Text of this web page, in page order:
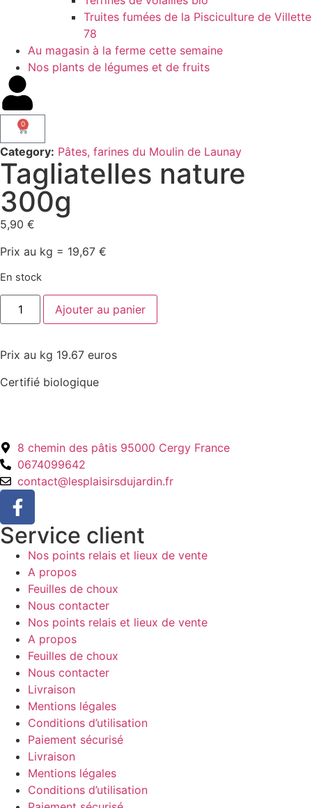
Truites fumées de la Pisciculture de Villette
78
Au magasin à la ferme cette semaine
Nos plants de légumes et de fruits
0
Category: Pâtes, farines du Moulin de Launay
Tagliatelles nature
300g
5,90 €
Prix au kg = 19,67 €
En stock
Ajouter au panier
Prix au kg 19.67 euros
Certifié biologique
8 chemin des pâtis 95000 Cergy France
0674099642
contact@lesplaisirsdujardin.fr
Service client
Nos points relais et lieux de vente
A propos
Feuilles de choux
Nous contacter
Nos points relais et lieux de vente
A propos
Feuilles de choux
Nous contacter
Livraison
Mentions légales
Conditions d’utilisation
Paiement sécurisé
Livraison
Mentions légales
Conditions d’utilisation